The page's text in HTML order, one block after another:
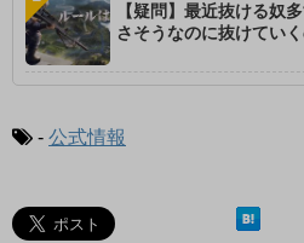
【疑問】最近抜ける奴
さそうなのに抜けてい
- 公式情報